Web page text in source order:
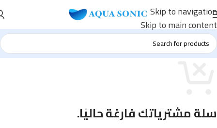
Skip to navigation
Skip to main content
سلة مشترياتك فارغة حاليًا.